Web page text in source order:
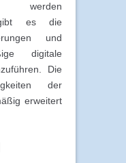
gibt es die
und
digitale
Die
der
erweitert